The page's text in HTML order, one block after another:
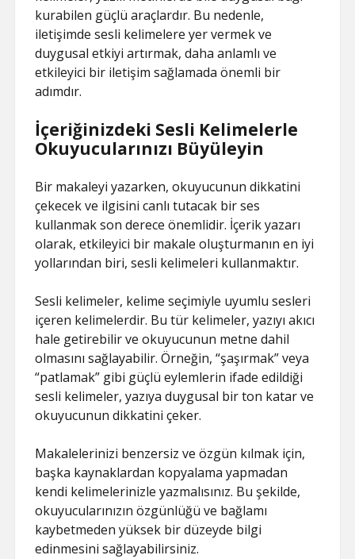
kurabilen güçlü araçlardır. Bu nedenle,
iletişimde sesli kelimelere yer vermek ve
duygusal etkiyi artırmak, daha anlamlı ve
etkileyici bir iletişim sağlamada önemli bir
adımdır.
İçeriğinizdeki Sesli Kelimelerle
Okuyucularınızı Büyüleyin
Bir makaleyi yazarken, okuyucunun dikkatini
çekecek ve ilgisini canlı tutacak bir ses
kullanmak son derece önemlidir. İçerik yazarı
olarak, etkileyici bir makale oluşturmanın en iyi
yollarından biri, sesli kelimeleri kullanmaktır.
Sesli kelimeler, kelime seçimiyle uyumlu sesleri
içeren kelimelerdir. Bu tür kelimeler, yazıyı akıcı
hale getirebilir ve okuyucunun metne dahil
olmasını sağlayabilir. Örneğin, “şaşırmak” veya
“patlamak” gibi güçlü eylemlerin ifade edildiği
sesli kelimeler, yazıya duygusal bir ton katar ve
okuyucunun dikkatini çeker.
Makalelerinizi benzersiz ve özgün kılmak için,
başka kaynaklardan kopyalama yapmadan
kendi kelimelerinizle yazmalısınız. Bu şekilde,
okuyucularınızın özgünlüğü ve bağlamı
kaybetmeden yüksek bir düzeyde bilgi
edinmesini sağlayabilirsiniz.